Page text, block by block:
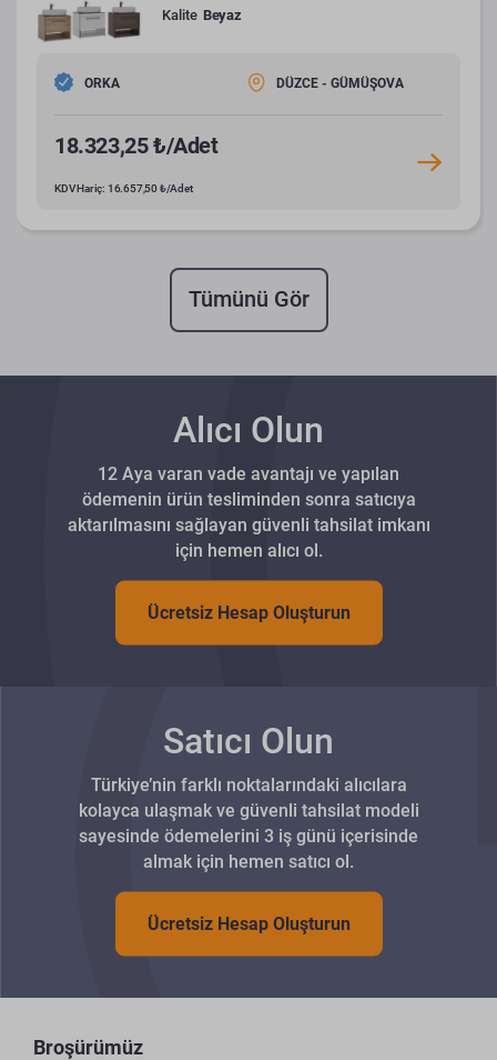
Kalite Beyaz
ORKA DÜZCE - GÜMÜŞOVA
18.323,25 ₺/Adet
KDV Hariç: 16.657,50 ₺/Adet
Tümünü Gör
Alıcı Olun
12 Aya varan vade avantajı ve yapılan
ödemenin ürün tesliminden sonra satıcıya
aktarılmasını sağlayan güvenli tahsilat imkanı
için hemen alıcı ol.
Ücretsiz Hesap Oluşturun
Satıcı Olun
Türkiye’nin farklı noktalarındaki alıcılara
kolayca ulaşmak ve güvenli tahsilat modeli
sayesinde ödemelerini 3 iş günü içerisinde
almak için hemen satıcı ol.
Ücretsiz Hesap Oluşturun
Broşürümüz